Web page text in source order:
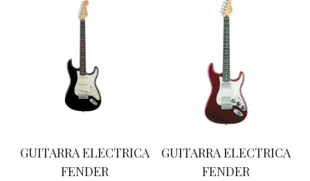
GUITARRA ELECTRICA
FENDER
GUITARRA ELECTRICA
FENDER